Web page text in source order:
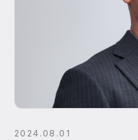
2024.08.01